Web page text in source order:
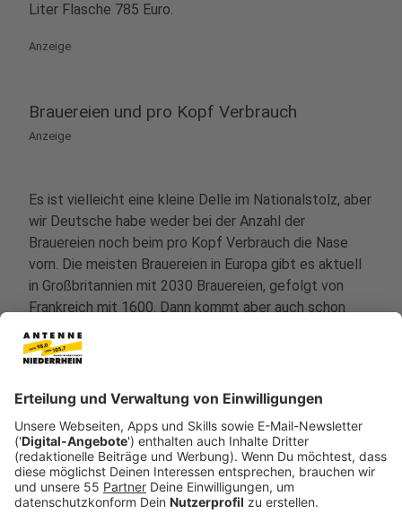
Liter Flasche 785 Euro.
Anzeige
Brauereien und pro Kopf Verbrauch
Anzeige
Es ist vielleicht eine kleine Delle im Nationalstolz, aber
wir Deutsche habe weder bei der Anzahl der
Brauereien noch beim pro Kopf Verbrauch die Nase
vorn. Die meisten Brauereien in Europa gibt es aktuell
in Großbritannien mit 2030 Brauereien, gefolgt von
Frankreich mit 1600. Dann kommt aber auch schon
Deutschland. Hier gibt es 1542 Brauereien.
Das meiste Bier pro Kopf wird in Europa in Tschechien
Österreich mit 101 Litern. Auf dem dritten Platz Polen
mit 92 Litern Pro-Kopf-Bierkonsum ein. Auf Platz vier
kommt dann aber schon Deutschland mit im Schnitt
89 Litern pro Kopf. Allerdings: Der Bierkonsum ist in
Deutschland seit Jahren rückläufig.